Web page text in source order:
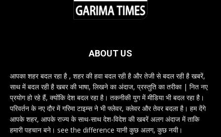
ABOUT US
आपका शहर बदल रहा है , शहर की हवा बदल रही है और तेजी से बदल रही है खबरें,
साथ में बदल रही है खबर की भाषा, लिखने का अंदाज, प्रस्तुति का तरीका | नित नए
प्रयोग हो रहे हैं, क्योंकि देश बदल रहा है। तकनीकी युग में मीडिया भी बदल रहा है।
परिवर्तन के नए दौर में गरिमा टाइम्स ने भी फ्लेवर, क्लेवर और तेवर बदला है। हम देंगे
आपके शहर, आपके राज्य के साथ-साथ देश-विदेश की खबरें अलग अंदाज में ताकि
हमारी पहचान बने। see the difference यानी कुछ अलग, कुछ नयी।